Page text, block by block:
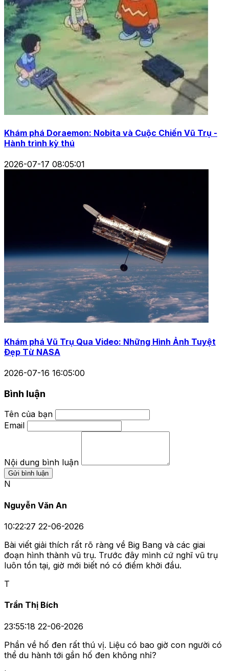
Khám phá Doraemon: Nobita và Cuộc Chiến Vũ Trụ -
Hành trình kỳ thú
2026-07-17 08:05:01
Khám phá Vũ Trụ Qua Video: Những Hình Ảnh Tuyệt
Đẹp Từ NASA
2026-07-16 16:05:00
Bình luận
Tên của bạn
Email
Nội dung bình luận
Gửi bình luận
N
Nguyễn Văn An
10:22:27 22-06-2026
Bài viết giải thích rất rõ ràng về Big Bang và các giai
đoạn hình thành vũ trụ. Trước đây mình cứ nghĩ vũ trụ
luôn tồn tại, giờ mới biết nó có điểm khởi đầu.
T
Trần Thị Bích
23:55:18 22-06-2026
Phần về hố đen rất thú vị. Liệu có bao giờ con người có
thể du hành tới gần hố đen không nhỉ?